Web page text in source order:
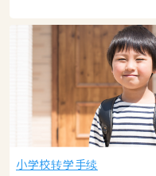
小学校转学手续